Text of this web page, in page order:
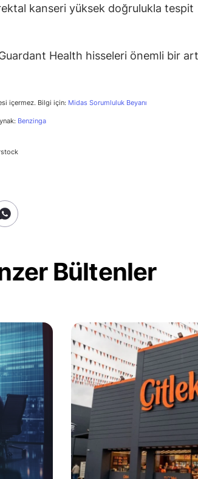
kanseri yüksek doğrulukla tespit
Guardant Health hisseleri önemli bir
içermez. Bilgi için: Midas Sorumluluk Beyanı
Benzinga
Bültenler